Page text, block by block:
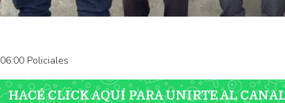
06:00 Policiales
HACÉ CLICK AQUÍ PARA UNIRTE AL